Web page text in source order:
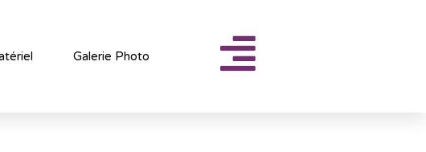
Galerie Photo